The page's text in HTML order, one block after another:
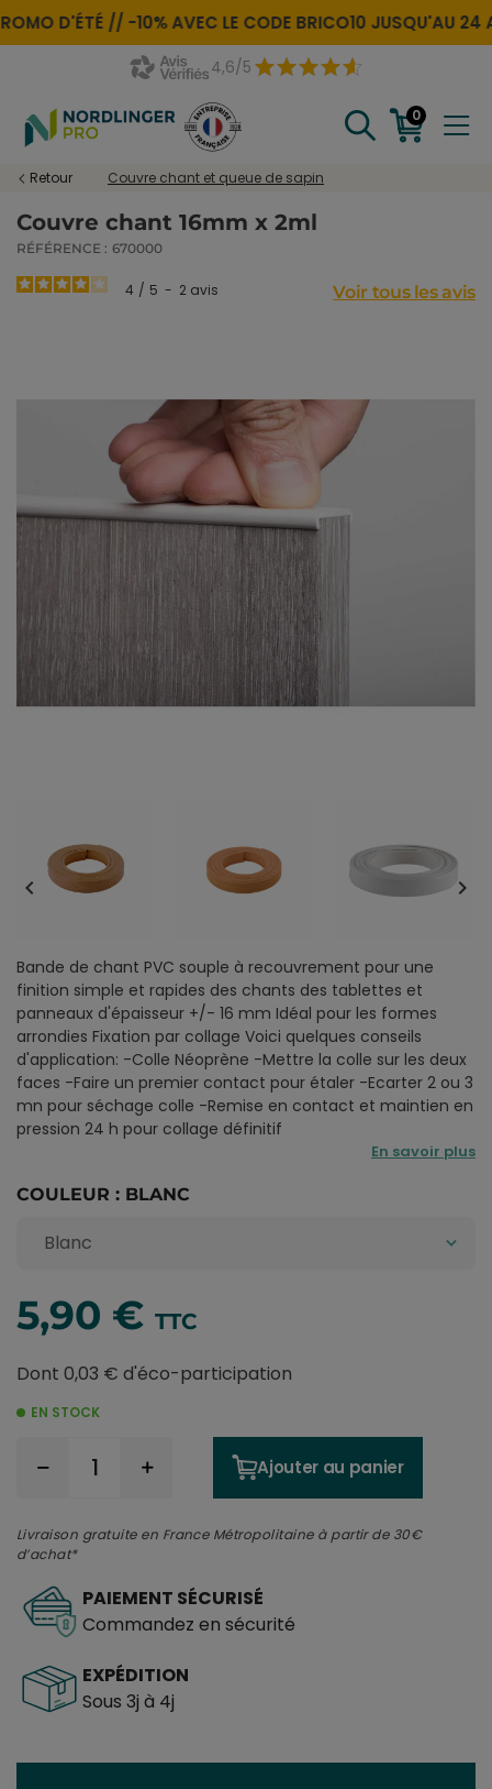
D'ÉTÉ //-10% AVEC LE CODEBRICO10JUSQU'AU 24
4,6/5
0
Retour Couvre chant et queue de sapin
Couvre chant 16mm x 2ml
RÉFÉRENCE : 670000
4 / 5 - 2 avis Voir tous les avis
 
Bande de chant PVC souple à recouvrement pour une
finition simple et rapides des chants des tablettes et
panneaux d'épaisseur +/- 16 mm Idéal pour les formes
arrondies Fixation par collage Voici quelques conseils
d'application: -Colle Néoprène -Mettre la colle sur les deux
faces -Faire un premier contact pour étaler -Ecarter 2 ou 3
mn pour séchage colle -Remise en contact et maintien en
pression 24 h pour collage définitif
En savoir plus
COULEUR : BLANC
5,90 € TTC
Dont 0,03 € d'éco-participation
EN STOCK
Ajouter au panier
Livraison gratuite en France Métropolitaine à partir de 30€
d’achat*
PAIEMENT SÉCURISÉ
Commandez en sécurité
EXPÉDITION
Sous 3j à 4j